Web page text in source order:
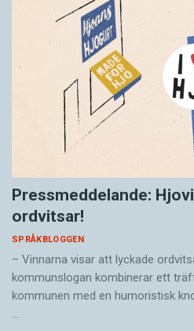
Pressmeddelande:
ordvitsar!
SPRÅKBLOGGEN
– Vinnarna visar att lyckade
kommunslogan kombinerar ett
kommunen med en humoristisk
…